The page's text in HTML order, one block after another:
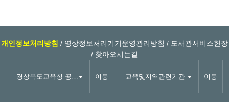
개인정보처리방침 / 영상정보처리기기운영관리방침 / 도서관서비스헌장
/ 찾아오시는길
경상북도교육청 공공도서관 이동 교육및지역관련기관 이동